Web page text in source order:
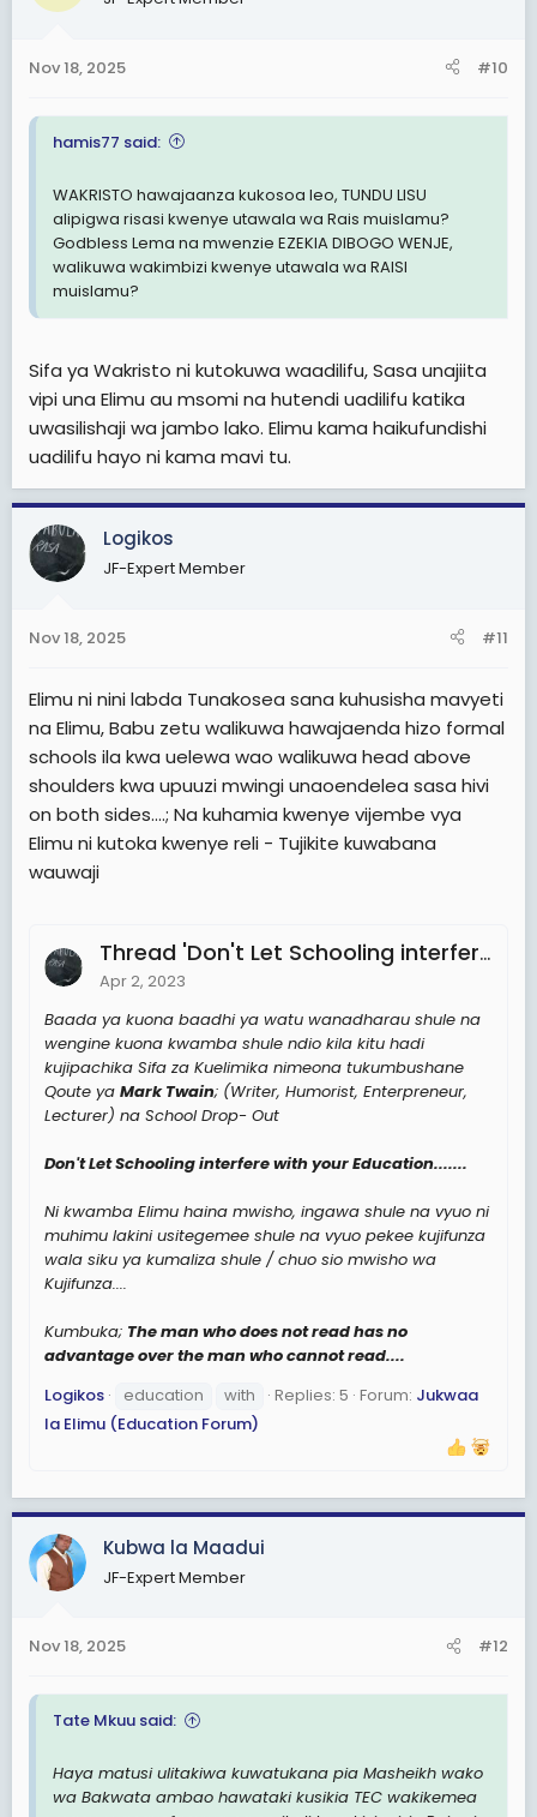
Nov 18, 2025 #10
hamis77 said:
WAKRISTO hawajaanza kukosoa leo, TUNDU LISU
alipigwa risasi kwenye utawala wa Rais muislamu?
Godbless Lema na mwenzie EZEKIA DIBOGO WENJE,
walikuwa wakimbizi kwenye utawala wa RAISI
muislamu?
Sifa ya Wakristo ni kutokuwa waadilifu, Sasa unajiita
vipi una Elimu au msomi na hutendi uadilifu katika
uwasilishaji wa jambo lako. Elimu kama haikufundishi
uadilifu hayo ni kama mavi tu.
Logikos
JF-Expert Member
Nov 18, 2025 #11
Elimu ni nini labda Tunakosea sana kuhusisha mavyeti
na Elimu, Babu zetu walikuwa hawajaenda hizo formal
schools ila kwa uelewa wao walikuwa head above
shoulders kwa upuuzi mwingi unaoendelea sasa hivi
on both sides....; Na kuhamia kwenye vijembe vya
Elimu ni kutoka kwenye reli - Tujikite kuwabana
wauwaji
Thread 'Don't Let Schooling interfere with your Education'
Apr 2, 2023
Baada ya kuona baadhi ya watu wanadharau shule na
wengine kuona kwamba shule ndio kila kitu hadi
kujipachika Sifa za Kuelimika nimeona tukumbushane
Qoute ya Mark Twain; (Writer, Humorist, Enterpreneur,
Lecturer) na School Drop- Out
Don't Let Schooling interfere with your Education.......
Ni kwamba Elimu haina mwisho, ingawa shule na vyuo ni
muhimu lakini usitegemee shule na vyuo pekee kujifunza
wala siku ya kumaliza shule / chuo sio mwisho wa
Kujifunza....
Kumbuka; The man who does not read has no
advantage over the man who cannot read....
Logikos
education with Replies: 5 Forum: Jukwaa
la Elimu (Education Forum)
Kubwa la Maadui
JF-Expert Member
Nov 18, 2025 #12
Tate Mkuu said:
Haya matusi ulitakiwa kuwatukana pia Masheikh wako
wa Bakwata ambao hawataki kusikia TEC wakikemea